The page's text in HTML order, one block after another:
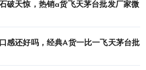
破天惊，热销a货飞天茅台批发厂家微
感还好吗，经典A货一比一飞天茅台批